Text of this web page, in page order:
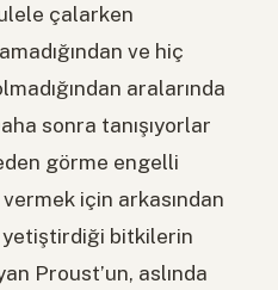
çalarken
ve hiç
aralarında
sonra tanışıyorlar
görme engelli
vermek için arkasından
yetiştirdiği bitkilerin
Proust’un, aslında